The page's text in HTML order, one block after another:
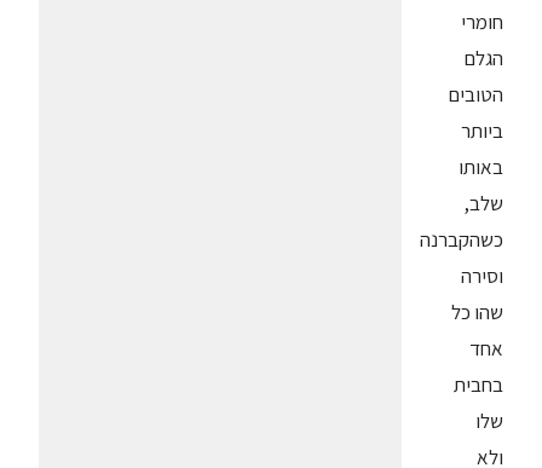
חומרי
הגלם
הטובים
ביותר
באותו
שלב,
כשהקברנה
וסירה
שהו כל
אחד
בחבית
שלו
ולא